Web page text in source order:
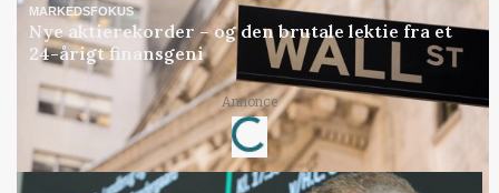
MARKEDSFOKUS
Nye aktierekorder – og den brutale lektie fra et
24-årigt finansgeni
Annonce
Loading...